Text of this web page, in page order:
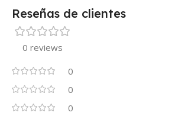
Reseñas de clientes
0 reviews
0
0
0